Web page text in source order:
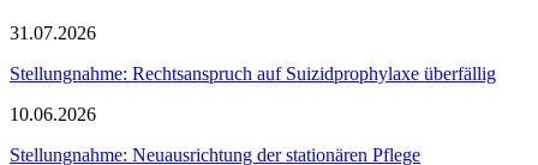
31.07.2026
Stellungnahme: Rechtsanspruch auf Suizidprophylaxe überfällig
10.06.2026
Stellungnahme: Neuausrichtung der stationären Pflege